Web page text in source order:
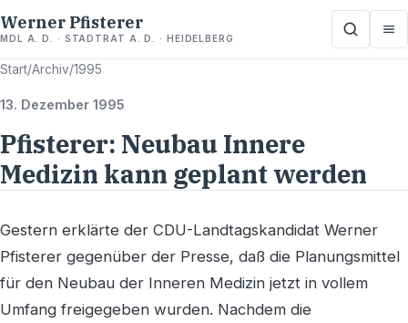
Werner Pfisterer
MDL A. D. · STADTRAT A. D. · HEIDELBERG
Start/Archiv/1995
13. Dezember 1995
Pfisterer: Neubau Innere
Medizin kann geplant werden
Gestern erklärte der CDU-Landtagskandidat Werner
Pfisterer gegenüber der Presse, daß die Planungsmittel
für den Neubau der Inneren Medizin jetzt in vollem
Umfang freigegeben wurden. Nachdem die